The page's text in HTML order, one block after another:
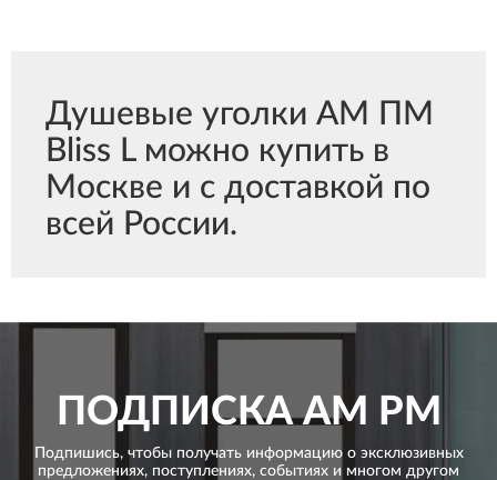
Душевые уголки АМ ПМ
Bliss L можно купить в
Москве и с доставкой по
всей России.
ПОДПИСКАAM PM
Подпишись, чтобы получать информацию о эксклюзивных
предложениях, поступлениях, событиях и многом другом